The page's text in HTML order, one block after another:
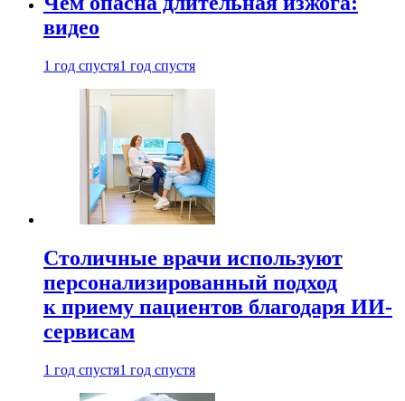
видео
1 год спустя1 год спустя
Столичные врачи используют
персонализированный подход
к приему пациентов благодаря ИИ-
сервисам
1 год спустя1 год спустя